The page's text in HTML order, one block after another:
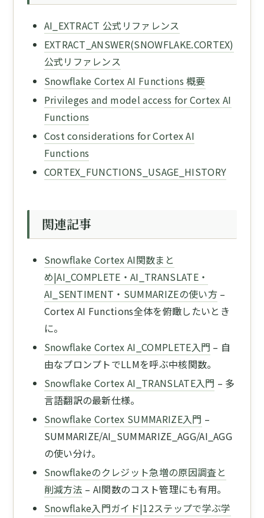
AI_EXTRACT 公式リファレンス
EXTRACT_ANSWER(SNOWFLAKE.CORTEX)
公式リファレンス
Snowflake Cortex AI Functions 概要
Privileges and model access for Cortex AI
Functions
Cost considerations for Cortex AI
Functions
CORTEX_FUNCTIONS_USAGE_HISTORY
関連記事
Snowflake Cortex AI関数まと
め|AI_COMPLETE・AI_TRANSLATE・
AI_SENTIMENT・SUMMARIZEの使い方 –
Cortex AI Functions全体を俯瞰したいとき
に。
Snowflake Cortex AI_COMPLETE入門 – 自
由なプロンプトでLLMを呼ぶ中核関数。
Snowflake Cortex AI_TRANSLATE入門 – 多
言語翻訳の最新仕様。
Snowflake Cortex SUMMARIZE入門 –
SUMMARIZE/AI_SUMMARIZE_AGG/AI_AGG
の使い分け。
Snowflakeのクレジット急増の原因調査と
削減方法 – AI関数のコスト管理にも有用。
Snowflake入門ガイド|12ステップで学ぶ学